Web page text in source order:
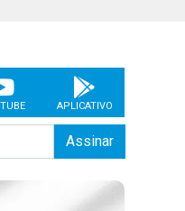
APLICATIVO
Assinar